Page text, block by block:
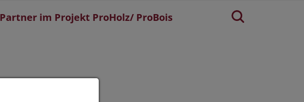
Partner im Projekt ProHolz/ ProBois